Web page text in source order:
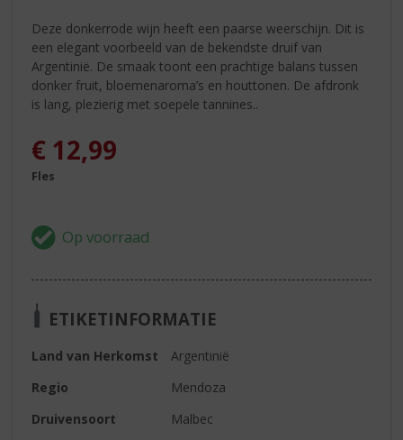
Deze donkerrode wijn heeft een paarse weerschijn. Dit is
een elegant voorbeeld van de bekendste druif van
Argentinië. De smaak toont een prachtige balans tussen
donker fruit, bloemenaroma’s en houttonen. De afdronk
is lang, plezierig met soepele tannines..
€ 12,99
Fles
ETIKETINFORMATIE
Land van Herkomst
Argentinië
Regio
Mendoza
Druivensoort
Malbec